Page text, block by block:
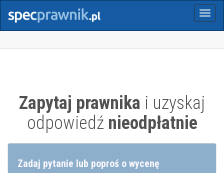
Menu
Zapytaj prawnika i uzyskaj
odpowiedźnieodpłatnie
Zadaj pytanie lub poproś o wycenę